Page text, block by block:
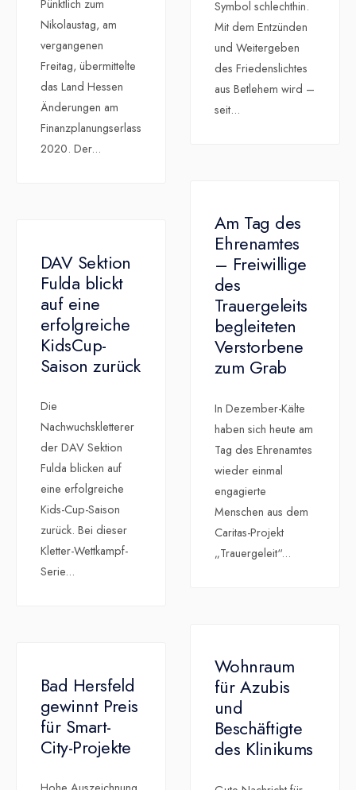
Pünktlich zum
Nikolaustag, am
vergangenen
Freitag, übermittelte
das Land Hessen
Änderungen am
Finanzplanungserlass
2020. Der...
Symbol schlechthin.
Mit dem Entzünden
und Weitergeben
des Friedenslichtes
aus Betlehem wird –
seit...
Am Tag des
Ehrenamtes
– Freiwillige
des
Trauergeleits
begleiteten
Verstorbene
zum Grab
In Dezember-Kälte
haben sich heute am
Tag des Ehrenamtes
wieder einmal
engagierte
Menschen aus dem
Caritas-Projekt
„Trauergeleit“...
DAV Sektion
Fulda blickt
auf eine
erfolgreiche
KidsCup-
Saison zurück
Die
Nachwuchskletterer
der DAV Sektion
Fulda blicken auf
eine erfolgreiche
Kids-Cup-Saison
zurück. Bei dieser
Kletter-Wettkampf-
Serie...
Wohnraum
für Azubis
und
Beschäftigte
des Klinikums
Bad Hersfeld
gewinnt Preis
für Smart-
City-Projekte